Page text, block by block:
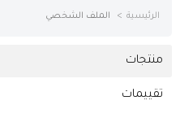
أثاث وديكورات
الرئيسية الملف الشخصي
منتجات
تقييمات